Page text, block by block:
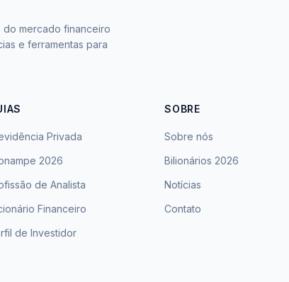
do mercado financeiro
e ferramentas para
Privada
2026
de Analista
Financeiro
de Investidor
SOBRE
Sobre nós
Bilionários 2026
Notícias
Contato